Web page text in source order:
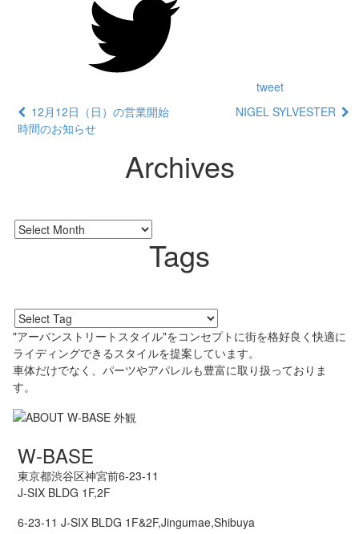
tweet
12月12日（日）の営業開始
時間のお知らせ
NIGEL SYLVESTER
Archives
Tags
"アーバンストリートスタイル"をコンセプトに街を格好良く快適に
ライディングできるスタイルを提案しています。
車体だけでなく、パーツやアパレルも豊富に取り扱っておりま
す。
W-BASE
東京都渋谷区神宮前6-23-11
J-SIX BLDG 1F,2F
6-23-11 J-SIX BLDG 1F&2F,Jingumae,Shibuya